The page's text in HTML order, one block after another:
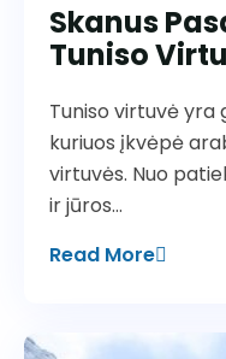
Skanus
Tuniso
Tuniso virtuvė yra
kuriuos įkvėpė
virtuvės. Nuo
ir jūros…
Read More